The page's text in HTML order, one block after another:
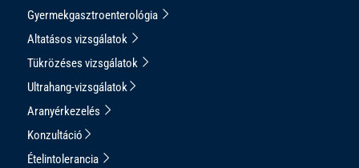
Gyermekgasztroenterológia
Altatásos vizsgálatok
Tükrözéses vizsgálatok
Ultrahang-vizsgálatok
Aranyérkezelés
Konzultáció
Ételintolerancia